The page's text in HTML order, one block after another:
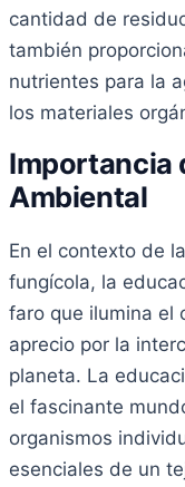
cantidad de
también
nutrientes para la
los materiales
Importancia
Ambiental
En el contexto de
fungícola, la
faro que ilumina el
aprecio por la
planeta. La
el fascinante
organismos
esenciales de un